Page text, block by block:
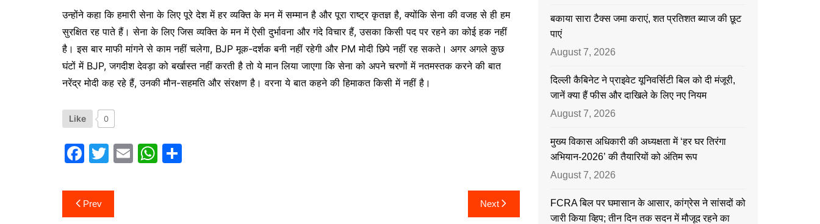
उन्होंने कहा कि हमारी सेना के लिए पूरे देश में हर व्यक्ति के मन में सम्मान है और पूरा राष्ट्र कृतज्ञ है, क्योंकि सेना की वजह से ही हम
सुरक्षित रह पाते हैं। सेना के लिए जिस व्यक्ति के मन में ऐसी दुर्भावना और गंदे विचार हैं, उसका किसी पद पर रहने का कोई हक नहीं
है। इस बार माफी मांगने से काम नहीं चलेगा, BJP मूक-दर्शक बनी नहीं रहेगी और PM मोदी छिपे नहीं रह सकते। अगर अगले कुछ
घंटों में BJP, जगदीश देवड़ा को बर्खास्त नहीं करती है तो ये मान लिया जाएगा कि सेना को अपने चरणों में नतमस्तक करने की बात
नरेंद्र मोदी कह रहे हैं, उनकी मौन-सहमति और संरक्षण है। वरना ये बात कहने की हिमाकत किसी में नहीं है।
Like 0
F
c
e
T
itt
er
E
W
PostPrev Next
बकाया सारा टैक्स जमा कराएं, शत प्रतिशत ब्याज की छूट
पाएं
August 7, 2026
दिल्ली कैबिनेट ने प्राइवेट यूनिवर्सिटी बिल को दी मंजूरी,
जानें क्या हैं फीस और दाखिले के लिए नए नियम
August 7, 2026
मुख्य विकास अधिकारी की अध्यक्षता में ‘हर घर तिरंगा
अभियान-2026’ की तैयारियों को अंतिम रूप
August 7, 2026
FCRA बिल पर घमासान के आसार, कांग्रेस ने सांसदों को
जारी किया व्हिप; तीन दिन तक सदन में मौजूद रहने का